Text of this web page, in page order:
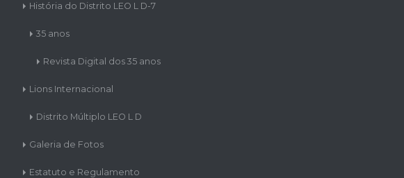
História do Distrito LEO L D-7
35 anos
Revista Digital dos 35 anos
Lions Internacional
Distrito Múltiplo LEO L D
Galeria de Fotos
Estatuto e Regulamento